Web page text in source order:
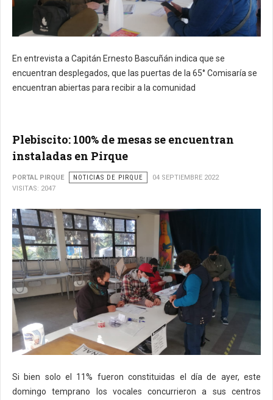
En entrevista a Capitán Ernesto Bascuñán indica que se
encuentran desplegados, que las puertas de la 65° Comisaría se
encuentran abiertas para recibir a la comunidad
Plebiscito: 100% de mesas se encuentran
instaladas en Pirque
PORTAL PIRQUE NOTICIAS DE PIRQUE
04 SEPTIEMBRE 2022
VISITAS: 2047
Si bien solo el 11% fueron constituidas el día de ayer, este
domingo temprano los vocales concurrieron a sus centros